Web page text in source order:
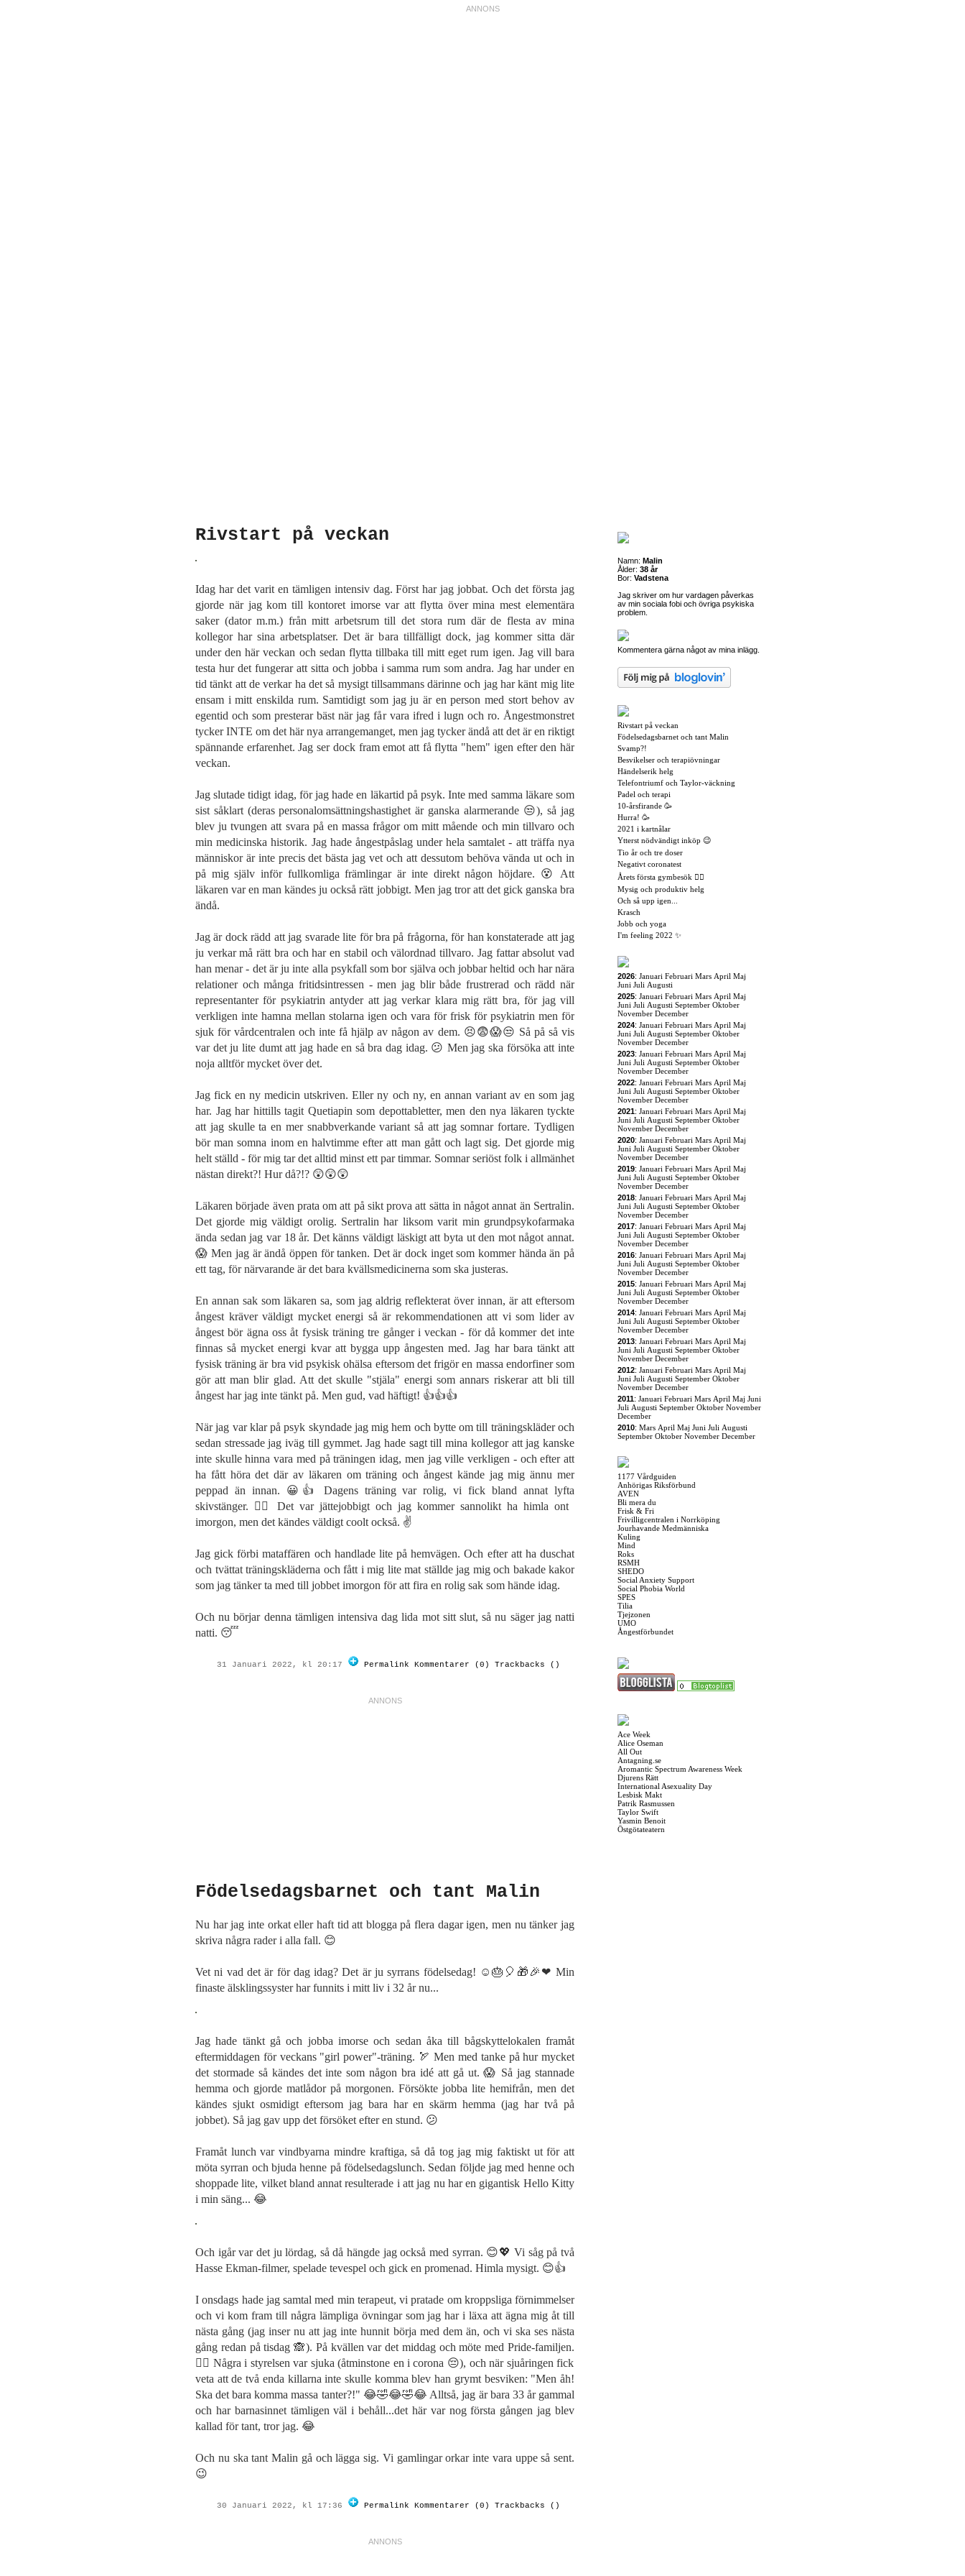
Rivstart på veckan
Idag har det varit en tämligen intensiv dag. Först har jag jobbat. Och det första jag
gjorde när jag kom till kontoret imorse var att flytta över mina mest elementära
saker (dator m.m.) från mitt arbetsrum till det stora rum där de flesta av mina
kollegor har sina arbetsplatser. Det är bara tillfälligt dock, jag kommer sitta där
under den här veckan och sedan flytta tillbaka till mitt eget rum igen. Jag vill bara
testa hur det fungerar att sitta och jobba i samma rum som andra. Jag har under en
tid tänkt att de verkar ha det så mysigt tillsammans därinne och jag har känt mig lite
ensam i mitt enskilda rum. Samtidigt som jag ju är en person med stort behov av
egentid och som presterar bäst när jag får vara ifred i lugn och ro. Ångestmonstret
tycker INTE om det här nya arrangemanget, men jag tycker ändå att det är en riktigt
spännande erfarenhet. Jag ser dock fram emot att få flytta "hem" igen efter den här
veckan.
Jag slutade tidigt idag, för jag hade en läkartid på psyk. Inte med samma läkare som
sist såklart (deras personalomsättningshastighet är ganska alarmerande 😒), så jag
blev ju tvungen att svara på en massa frågor om mitt mående och min tillvaro och
min medicinska historik. Jag hade ångestpåslag under hela samtalet - att träffa nya
människor är inte precis det bästa jag vet och att dessutom behöva vända ut och in
på mig själv inför fullkomliga främlingar är inte direkt någon höjdare. 😵 Att
läkaren var en man kändes ju också rätt jobbigt. Men jag tror att det gick ganska bra
ändå.
Jag är dock rädd att jag svarade lite för bra på frågorna, för han konstaterade att jag
ju verkar må rätt bra och har en stabil och välordnad tillvaro. Jag fattar absolut vad
han menar - det är ju inte alla psykfall som bor själva och jobbar heltid och har nära
relationer och många fritidsintressen - men jag blir både frustrerad och rädd när
representanter för psykiatrin antyder att jag verkar klara mig rätt bra, för jag vill
verkligen inte hamna mellan stolarna igen och vara för frisk för psykiatrin men för
sjuk för vårdcentralen och inte få hjälp av någon av dem. 😣😨😱😒 Så på så vis
var det ju lite dumt att jag hade en så bra dag idag. 😕 Men jag ska försöka att inte
noja alltför mycket över det.
Jag fick en ny medicin utskriven. Eller ny och ny, en annan variant av en som jag
har. Jag har hittills tagit Quetiapin som depottabletter, men den nya läkaren tyckte
att jag skulle ta en mer snabbverkande variant så att jag somnar fortare. Tydligen
bör man somna inom en halvtimme efter att man gått och lagt sig. Det gjorde mig
helt ställd - för mig tar det alltid minst ett par timmar. Somnar seriöst folk i allmänhet
nästan direkt?! Hur då?!? 😲😲😲
Läkaren började även prata om att på sikt prova att sätta in något annat än Sertralin.
Det gjorde mig väldigt orolig. Sertralin har liksom varit min grundpsykofarmaka
ända sedan jag var 18 år. Det känns väldigt läskigt att byta ut den mot något annat.
😱 Men jag är ändå öppen för tanken. Det är dock inget som kommer hända än på
ett tag, för närvarande är det bara kvällsmedicinerna som ska justeras.
En annan sak som läkaren sa, som jag aldrig reflekterat över innan, är att eftersom
ångest kräver väldigt mycket energi så är rekommendationen att vi som lider av
ångest bör ägna oss åt fysisk träning tre gånger i veckan - för då kommer det inte
finnas så mycket energi kvar att bygga upp ångesten med. Jag har bara tänkt att
fysisk träning är bra vid psykisk ohälsa eftersom det frigör en massa endorfiner som
gör att man blir glad. Att det skulle "stjäla" energi som annars riskerar att bli till
ångest har jag inte tänkt på. Men gud, vad häftigt! 👍👍👍
När jag var klar på psyk skyndade jag mig hem och bytte om till träningskläder och
sedan stressade jag iväg till gymmet. Jag hade sagt till mina kollegor att jag kanske
inte skulle hinna vara med på träningen idag, men jag ville verkligen - och efter att
ha fått höra det där av läkaren om träning och ångest kände jag mig ännu mer
peppad än innan. 😀👍 Dagens träning var rolig, vi fick bland annat lyfta
skivstänger. 🏋‍♀️ Det var jättejobbigt och jag kommer sannolikt ha himla ont
imorgon, men det kändes väldigt coolt också. ✌️
Jag gick förbi mataffären och handlade lite på hemvägen. Och efter att ha duschat
och tvättat träningskläderna och fått i mig lite mat ställde jag mig och bakade kakor
som jag tänker ta med till jobbet imorgon för att fira en rolig sak som hände idag.
Och nu börjar denna tämligen intensiva dag lida mot sitt slut, så nu säger jag natti
natti. 😴
31 Januari 2022, kl 20:17 Permalink Kommentarer (0) Trackbacks ()
Födelsedagsbarnet och tant Malin
Nu har jag inte orkat eller haft tid att blogga på flera dagar igen, men nu tänker jag
skriva några rader i alla fall. 😊
Vet ni vad det är för dag idag? Det är ju syrrans födelsedag! ☺🎂🎈🎁🎉❤ Min
finaste älsklingssyster har funnits i mitt liv i 32 år nu...
Jag hade tänkt gå och jobba imorse och sedan åka till bågskyttelokalen framåt
eftermiddagen för veckans "girl power"-träning. 🏹 Men med tanke på hur mycket
det stormade så kändes det inte som någon bra idé att gå ut. 😱 Så jag stannade
hemma och gjorde matlådor på morgonen. Försökte jobba lite hemifrån, men det
kändes sjukt osmidigt eftersom jag bara har en skärm hemma (jag har två på
jobbet). Så jag gav upp det försöket efter en stund. 😕
Framåt lunch var vindbyarna mindre kraftiga, så då tog jag mig faktiskt ut för att
möta syrran och bjuda henne på födelsedagslunch. Sedan följde jag med henne och
shoppade lite, vilket bland annat resulterade i att jag nu har en gigantisk Hello Kitty
i min säng... 😂
Och igår var det ju lördag, så då hängde jag också med syrran. 😊💖 Vi såg på två
Hasse Ekman-filmer, spelade tevespel och gick en promenad. Himla mysigt. 😊👍
I onsdags hade jag samtal med min terapeut, vi pratade om kroppsliga förnimmelser
och vi kom fram till några lämpliga övningar som jag har i läxa att ägna mig åt till
nästa gång (jag inser nu att jag inte hunnit börja med dem än, och vi ska ses nästa
gång redan på tisdag 🙈). På kvällen var det middag och möte med Pride-familjen.
🏳️‍🌈 Några i styrelsen var sjuka (åtminstone en i corona 😔), och när sjuåringen fick
veta att de två enda killarna inte skulle komma blev han grymt besviken: "Men åh!
Ska det bara komma massa tanter?!" 😂🤣😂🤣😂 Alltså, jag är bara 33 år gammal
och har barnasinnet tämligen väl i behåll...det här var nog första gången jag blev
kallad för tant, tror jag. 😂
Och nu ska tant Malin gå och lägga sig. Vi gamlingar orkar inte vara uppe så sent.
😉
30 Januari 2022, kl 17:36 Permalink Kommentarer (0) Trackbacks ()
Namn: Malin
Ålder: 38 år
Bor: Vadstena
Jag skriver om hur vardagen påverkas
av min sociala fobi och övriga psykiska
problem.
Kommentera gärna något av mina inlägg.
Rivstart på veckan
Födelsedagsbarnet och tant Malin
Svamp?!
Besvikelser och terapiövningar
Händelserik helg
Telefontriumf och Taylor-väckning
Padel och terapi
10-årsfirande 🥳
Hurra! 🥳
2021 i kartnålar
Ytterst nödvändigt inköp 😉
Tio år och tre doser
Negativt coronatest
Årets första gymbesök 🏃‍♀️
Mysig och produktiv helg
Och så upp igen...
Krasch
Jobb och yoga
I'm feeling 2022 ✨
2026: Januari Februari Mars April Maj
Juni Juli Augusti
2025: Januari Februari Mars April Maj
Juni Juli Augusti September Oktober
November December
2024: Januari Februari Mars April Maj
Juni Juli Augusti September Oktober
November December
2023: Januari Februari Mars April Maj
Juni Juli Augusti September Oktober
November December
2022: Januari Februari Mars April Maj
Juni Juli Augusti September Oktober
November December
2021: Januari Februari Mars April Maj
Juni Juli Augusti September Oktober
November December
2020: Januari Februari Mars April Maj
Juni Juli Augusti September Oktober
November December
2019: Januari Februari Mars April Maj
Juni Juli Augusti September Oktober
November December
2018: Januari Februari Mars April Maj
Juni Juli Augusti September Oktober
November December
2017: Januari Februari Mars April Maj
Juni Juli Augusti September Oktober
November December
2016: Januari Februari Mars April Maj
Juni Juli Augusti September Oktober
November December
2015: Januari Februari Mars April Maj
Juni Juli Augusti September Oktober
November December
2014: Januari Februari Mars April Maj
Juni Juli Augusti September Oktober
November December
2013: Januari Februari Mars April Maj
Juni Juli Augusti September Oktober
November December
2012: Januari Februari Mars April Maj
Juni Juli Augusti September Oktober
November December
2011: Januari Februari Mars April Maj Juni
Juli Augusti September Oktober November
December
2010: Mars April Maj Juni Juli Augusti
September Oktober November December
1177 Vårdguiden
Anhörigas Riksförbund
AVEN
Bli mera du
Frisk & Fri
Frivilligcentralen i Norrköping
Jourhavande Medmänniska
Kuling
Mind
Roks
RSMH
SHEDO
Social Anxiety Support
Social Phobia World
SPES
Tilia
Tjejzonen
UMO
Ångestförbundet
Ace Week
Alice Oseman
All Out
Antagning.se
Aromantic Spectrum Awareness Week
Djurens Rätt
International Asexuality Day
Lesbisk Makt
Patrik Rasmussen
Taylor Swift
Yasmin Benoit
Östgötateatern